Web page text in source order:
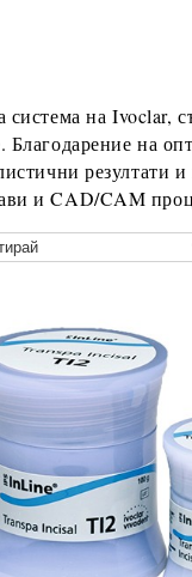
система на Ivoclar,
на
и CAD/CAM